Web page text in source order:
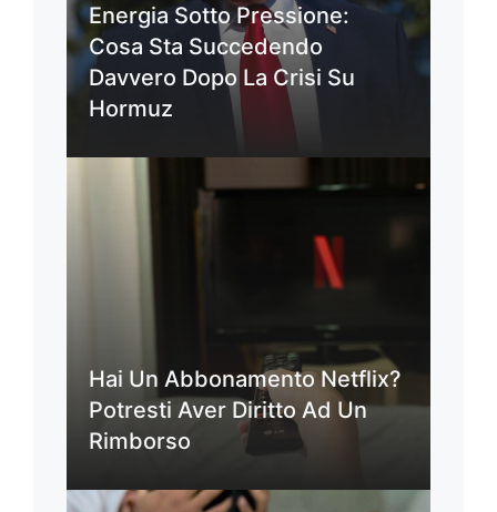
Energia Sotto Pressione:
Cosa Sta Succedendo
Davvero Dopo La Crisi Su
Hormuz
Hai Un Abbonamento Netflix?
Potresti Aver Diritto Ad Un
Rimborso